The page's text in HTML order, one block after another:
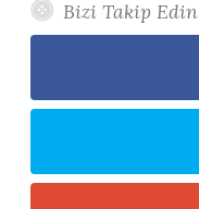
Bizi Takip Edin